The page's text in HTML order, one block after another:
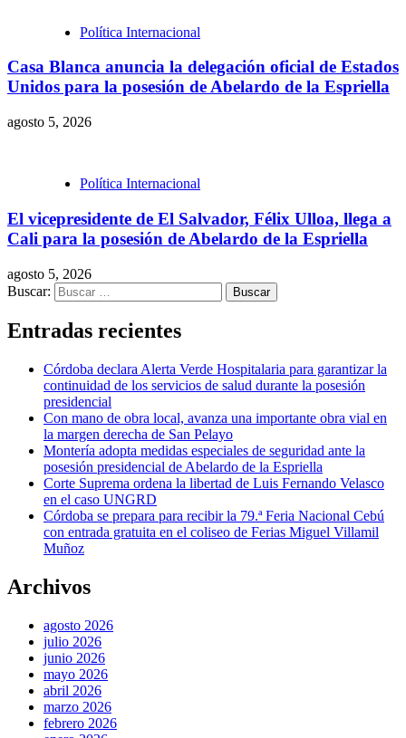
Política Internacional
Casa Blanca anuncia la delegación oficial de Estados
Unidos para la posesión de Abelardo de la Espriella
agosto 5, 2026
Política Internacional
El vicepresidente de El Salvador, Félix Ulloa, llega a
Cali para la posesión de Abelardo de la Espriella
agosto 5, 2026
Buscar:
Entradas recientes
Córdoba declara Alerta Verde Hospitalaria para garantizar la
continuidad de los servicios de salud durante la posesión
presidencial
Con mano de obra local, avanza una importante obra vial en
la margen derecha de San Pelayo
Montería adopta medidas especiales de seguridad ante la
posesión presidencial de Abelardo de la Espriella
Corte Suprema ordena la libertad de Luis Fernando Velasco
en el caso UNGRD
Córdoba se prepara para recibir la 79.ª Feria Nacional Cebú
con entrada gratuita en el coliseo de Ferias Miguel Villamil
Muñoz
Archivos
agosto 2026
julio 2026
junio 2026
mayo 2026
abril 2026
marzo 2026
febrero 2026